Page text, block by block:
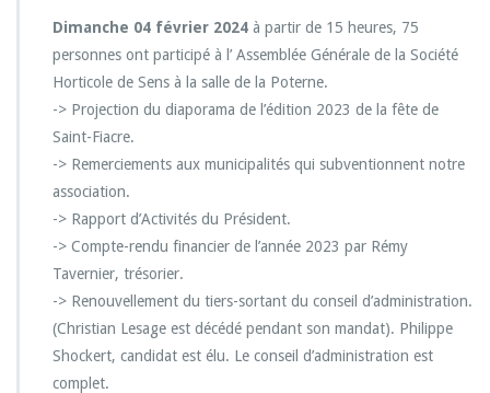
Dimanche 04 février 2024 à partir de 15 heures, 75
personnes ont participé à l’ Assemblée Générale de la Société
Horticole de Sens à la salle de la Poterne.
-> Projection du diaporama de l’édition 2023 de la fête de
Saint-Fiacre.
-> Remerciements aux municipalités qui subventionnent notre
association.
-> Rapport d’Activités du Président.
-> Compte-rendu financier de l’année 2023 par Rémy
Tavernier, trésorier.
-> Renouvellement du tiers-sortant du conseil d’administration.
(Christian Lesage est décédé pendant son mandat). Philippe
Shockert, candidat est élu. Le conseil d’administration est
complet.